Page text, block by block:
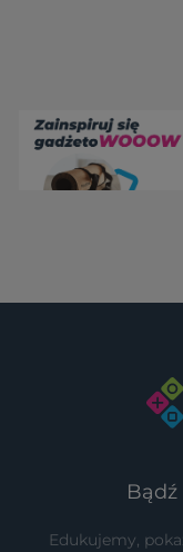
Edukujemy,